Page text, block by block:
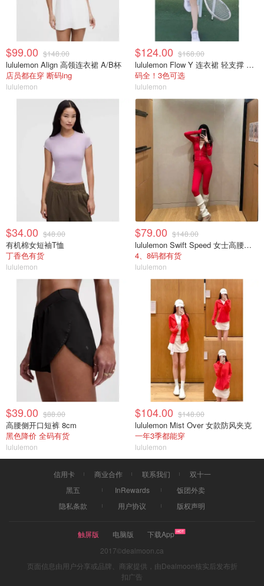
$99.00 $148.00
lululemon Align 高领连衣裙 A/B杯
店员都在穿 断码ing
lululemon
$124.00 $168.00
lululemon Flow Y 连衣裙 轻支撑 B/C杯
码全！3色可选
lululemon
$34.00 $48.00
有机棉女短袖T恤
丁香色有货
lululemon
$79.00 $148.00
lululemon Swift Speed 女士高腰紧身裤
4、8码都有货
lululemon
$39.00 $88.00
高腰侧开口短裤 8cm
黑色降价 全码有货
lululemon
$104.00 $148.00
lululemon Mist Over 女款防风夹克
一年3季都能穿
lululemon
信用卡 商业合作 联系我们
双十一
黑五
InRewards
饭团外卖
隐私条款
用户协议 版权声明
触屏版 电脑版
下载App
2017©dealmoon.ca
页面信息由用户分享或品牌、商家提供，由Dealmoon核实后发布折
扣广告